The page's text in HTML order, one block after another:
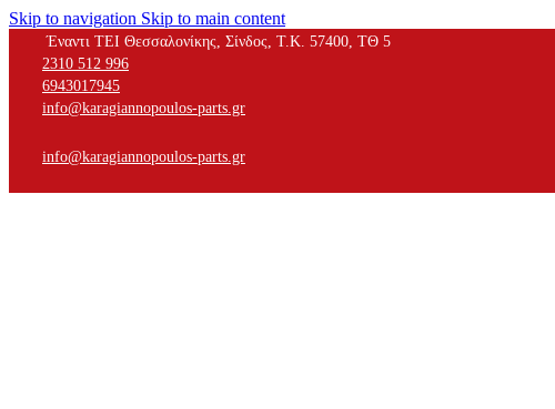
Skip to navigation Skip to main content
Έναντι ΤΕΙ Θεσσαλονίκης, Σίνδος, Τ.Κ. 57400, ΤΘ 5
2310 512 996
6943017945
info@karagiannopoulos-parts.gr
info@karagiannopoulos-parts.gr